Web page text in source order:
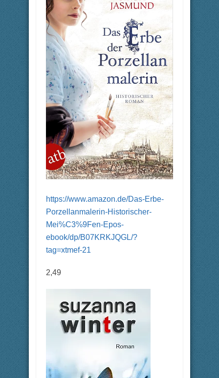
https://www.amazon.de/Das-Erbe-
Porzellanmalerin-Historischer-
Mei%C3%9Fen-Epos-
ebook/dp/B07KRKJQGL/?
tag=xtmef-21
2,49